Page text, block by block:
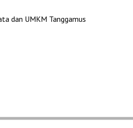
dan UMKM Tanggamus